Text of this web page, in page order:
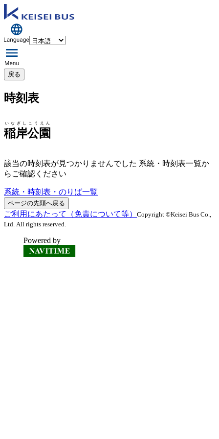
戻る
時刻表
稲岸公園
いなぎしこうえん
該当の時刻表が見つかりませんでした 系統・時刻表一覧か
らご確認ください
系統・時刻表・のりば一覧
ページの先頭へ戻る
ご利用にあたって（免責について等） Copyright ©Keisei Bus Co.,
Ltd. All rights reserved.
Powered by